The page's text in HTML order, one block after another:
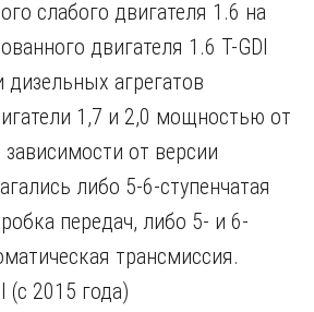
слабого двигателя 1.6 на
двигателя 1.6 T-GDI
агрегатов
1,7 и 2,0 мощностью от
от версии
либо 5-6-ступенчатая
передач, либо 5- и 6-
трансмиссия.
(с 2015 года)